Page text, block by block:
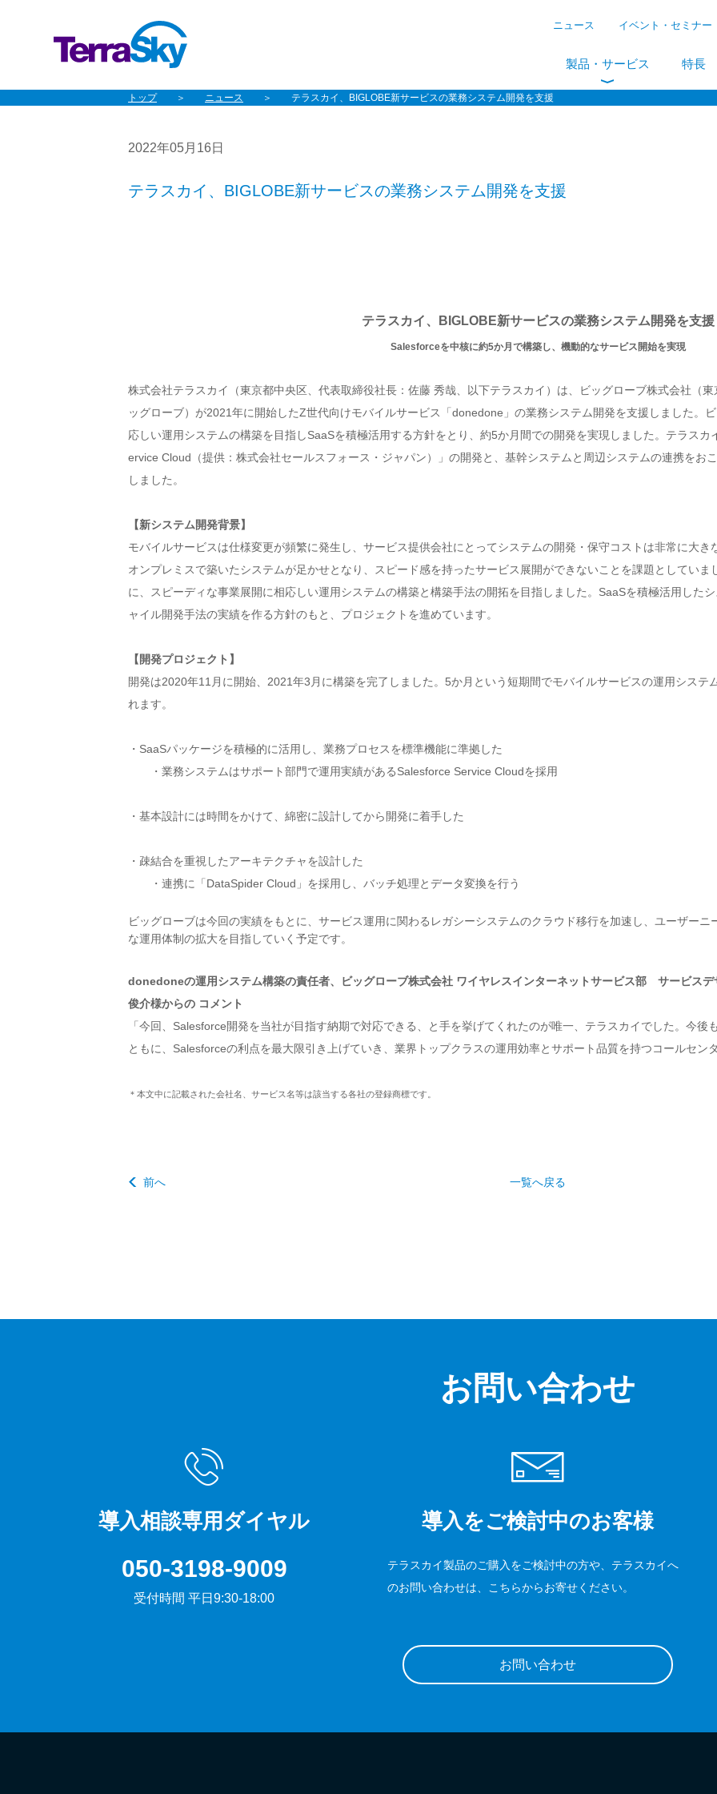
ニュース イベント・セミナー
製品・サービス 特長
トップ ニュース テラスカイ、BIGLOBE新サービスの業務システム開発を支援
2022年05月16日
テラスカイ、BIGLOBE新サービスの業務システム開発を支援
テラスカイ、BIGLOBE新サービスの業務システム開発を支援
Salesforceを中核に約5か月で構築し、機動的なサービス開始を実現
株式会社テラスカイ（東京都中央区、代表取締役社長：佐藤 秀哉、以下テラスカイ）は、ビッグローブ株式会社（
ッグローブ）が2021年に開始したZ世代向けモバイルサービス「donedone」の業務システム開発を支援しました。
応しい運用システムの構築を目指しSaaSを積極活用する方針をとり、約5か月間での開発を実現しました。テラス
ervice Cloud（提供：株式会社セールスフォース・ジャパン）」の開発と、基幹システムと周辺システムの連携をお
しました。
【新システム開発背景】
モバイルサービスは仕様変更が頻繁に発生し、サービス提供会社にとってシステムの開発・保守コストは非常に大
オンプレミスで築いたシステムが足かせとなり、スピード感を持ったサービス展開ができないことを課題としてい
に、スピーディな事業展開に相応しい運用システムの構築と構築手法の開拓を目指しました。SaaSを積極活用した
ャイル開発手法の実績を作る方針のもと、プロジェクトを進めています。
【開発プロジェクト】
開発は2020年11月に開始、2021年3月に構築を完了しました。5か月という短期間でモバイルサービスの運用システ
れます。
SaaSパッケージを積極的に活用し、業務プロセスを標準機能に準拠した
・業務システムはサポート部門で運用実績があるSalesforce Service Cloudを採用
基本設計には時間をかけて、綿密に設計してから開発に着手した
疎結合を重視したアーキテクチャを設計した
・連携に「DataSpider Cloud」を採用し、バッチ処理とデータ変換を行う
ビッグローブは今回の実績をもとに、サービス運用に関わるレガシーシステムのクラウド移行を加速し、ユーザー
な運用体制の拡大を目指していく予定です。
donedoneの運用システム構築の責任者、ビッグローブ株式会社 ワイヤレスインターネットサービス部 サービ
俊介様からの コメント
「今回、Salesforce開発を当社が目指す納期で対応できる、と手を挙げてくれたのが唯一、テラスカイでした。今
ともに、Salesforceの利点を最大限引き上げていき、業界トップクラスの運用効率とサポート品質を持つコールセン
＊本文中に記載された会社名、サービス名等は該当する各社の登録商標です。
前へ 一覧へ戻る
お問い合わせ
導入相談専用ダイヤル
050-3198-9009
受付時間 平日9:30-18:00
導入をご検討中のお客様
テラスカイ製品のご購入をご検討中の方や、テラスカイへ
のお問い合わせは、こちらからお寄せください。
お問い合わせ